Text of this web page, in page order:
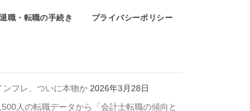
退職・転職の手続き プライバシーポリシー
ンフレ、ついに本物か 2026年3月28日
人の転職データから「会計士転職の傾向と